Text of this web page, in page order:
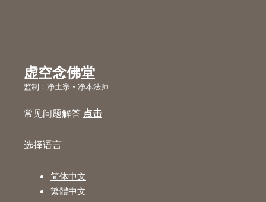
虚空念佛堂
监制：净土宗 • 净本法师
常见问题解答 点击
选择语言
简体中文
繁體中文